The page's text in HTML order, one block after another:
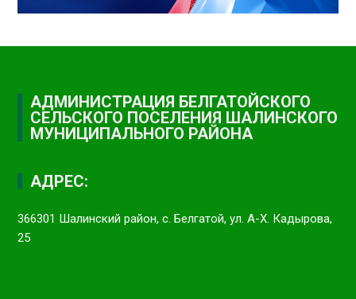
АДМИНИСТРАЦИЯ БЕЛГАТОЙСКОГО
СЕЛЬСКОГО ПОСЕЛЕНИЯ ШАЛИНСКОГО
МУНИЦИПАЛЬНОГО РАЙОНА
АДРЕС:
366301 Шалинский район, с. Белгатой, ул. А-Х. Кадырова,
25